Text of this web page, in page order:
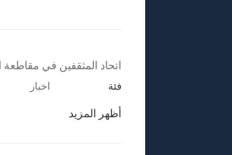
⁣اتحاد المثقفين في مقاطعة
فئة اخبار
أظهر المزيد